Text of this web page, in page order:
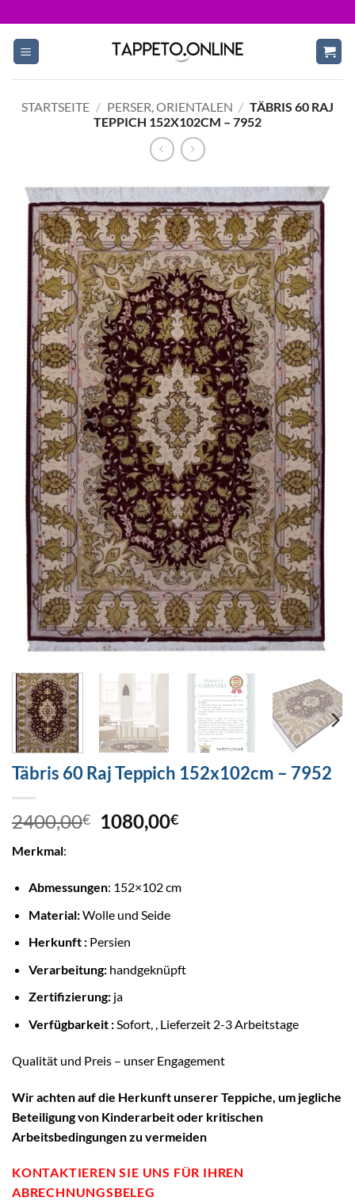
to
content
STARTSEITE / PERSER, ORIENTALEN / TÄBRIS 60 RAJ
TEPPICH 152X102CM – 7952
Täbris 60 Raj Teppich 152x102cm – 7952
2400,00€ 1080,00€
Merkmal:
Abmessungen: 152×102 cm
Material:Wolle und Seide
Herkunft : Persien
Verarbeitung:handgeknüpft
Zertifizierung:ja
Verfügbarkeit :Sofort, , Lieferzeit 2-3 Arbeitstage
Qualität und Preis – unser Engagement
Wir achten auf die Herkunft unserer Teppiche, um jegliche
Beteiligung von Kinderarbeit oder kritischen
Arbeitsbedingungen zu vermeiden
KONTAKTIEREN SIE UNS FÜR IHREN
ABRECHNUNGSBELEG